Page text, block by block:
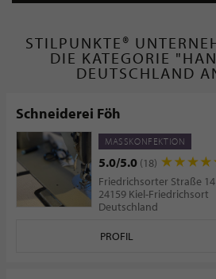
STILPUNKTE®
DIE KATEGORIE
DEUTSCHLAND
Schneiderei Föh
MASSKONFEKTION
5.0/5.0 (18)
Friedrichsorter Straße 14
24159 Kiel-Friedrichsort
Deutschland
PROFIL